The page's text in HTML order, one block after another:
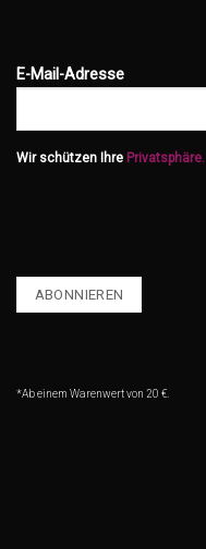
E-Mail-Adresse
Wir schützen Ihre Privatsphäre.
*Ab einem Warenwert von 20 €.